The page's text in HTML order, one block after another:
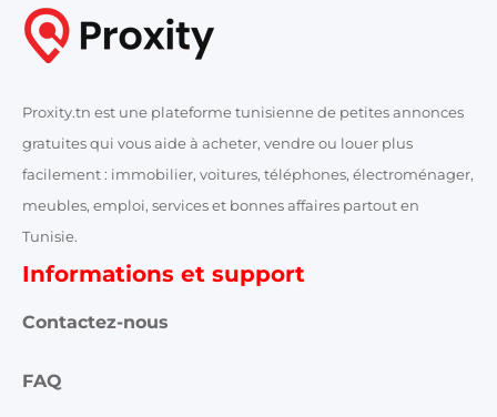
Proxity.tn est une plateforme tunisienne de petites annonces
gratuites qui vous aide à acheter, vendre ou louer plus
facilement : immobilier, voitures, téléphones, électroménager,
meubles, emploi, services et bonnes affaires partout en
Tunisie.
Informations et support
Contactez-nous
FAQ